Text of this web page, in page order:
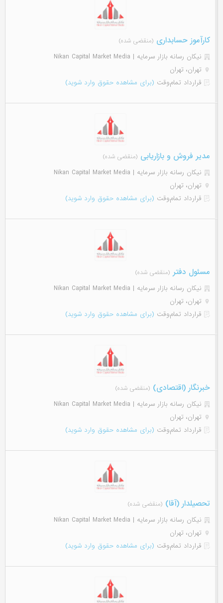
کارآموز حسابداری (منقضی شده)
نیکان رسانه بازار سرمایه | Nikan Capital Market Media
تهران، تهران
قرارداد تمام‌وقت (برای مشاهده حقوق وارد شوید)
مدیر فروش و بازاریابی (منقضی شده)
نیکان رسانه بازار سرمایه | Nikan Capital Market Media
تهران، تهران
قرارداد تمام‌وقت (برای مشاهده حقوق وارد شوید)
مسئول دفتر (منقضی شده)
نیکان رسانه بازار سرمایه | Nikan Capital Market Media
تهران، تهران
قرارداد تمام‌وقت (برای مشاهده حقوق وارد شوید)
خبرنگار (اقتصادی) (منقضی شده)
نیکان رسانه بازار سرمایه | Nikan Capital Market Media
تهران، تهران
قرارداد تمام‌وقت (برای مشاهده حقوق وارد شوید)
تحصیلدار (آقا) (منقضی شده)
نیکان رسانه بازار سرمایه | Nikan Capital Market Media
تهران، تهران
قرارداد تمام‌وقت (برای مشاهده حقوق وارد شوید)